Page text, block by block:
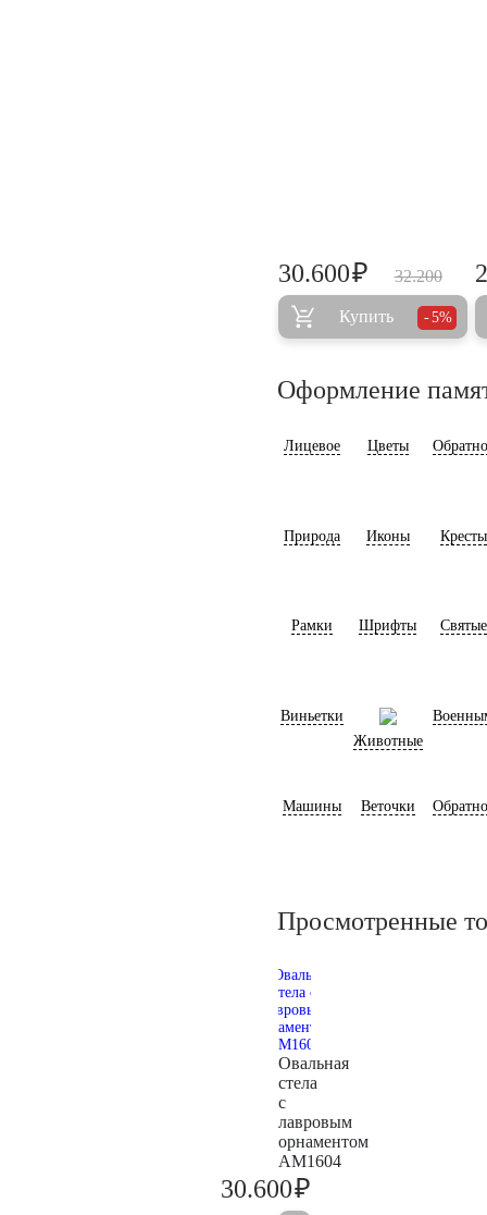
32.200
30.600₽
Купить 5%
Оформление
Лицевое Цветы
Природа Иконы Кресты
Рамки Шрифты Святые
Виньетки
Животные
Машины Веточки
Просмотренные
Овальная
стела
с
лавровым
орнаментом
AM1604
30.600₽